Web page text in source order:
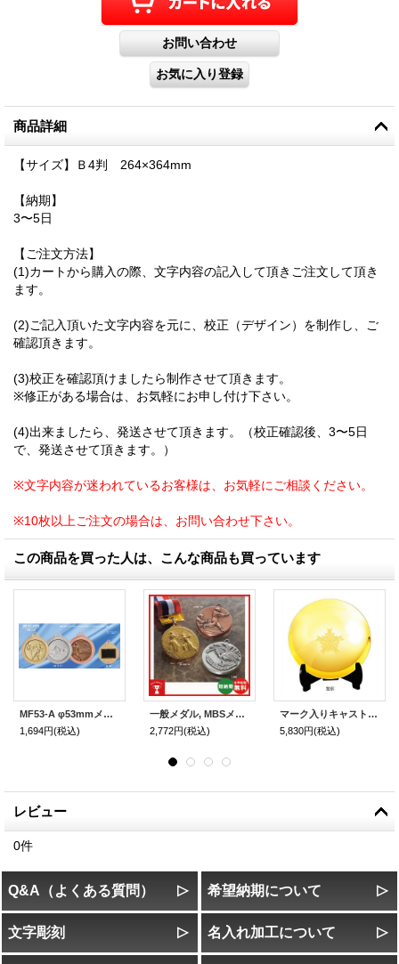
商品詳細
【サイズ】Ｂ4判 264×364mm
【納期】
3〜5日
【ご注文方法】
(1)カートから購入の際、文字内容の記入して頂きご注文して頂き
ます。
(2)ご記入頂いた文字内容を元に、校正（デザイン）を制作し、ご
確認頂きます。
(3)校正を確認頂けましたら制作させて頂きます。
※修正がある場合は、お気軽にお申し付け下さい。
(4)出来ましたら、発送させて頂きます。（校正確認後、3〜5日
で、発送させて頂きます。）
※文字内容が迷われているお客様は、お気軽にご相談ください。
※10枚以上ご注文の場合は、お問い合わせ下さい。
この商品を買った人は、こんな商品も買っています
MF53-A φ53mmメダル 高級スタンド式プラケース ：１個から販売、金メダル・銀メダル・銅メダル、優勝メダル
1,694円(税込)
一般メダル, MBSメダル Bセット 52φmm
2,772円(税込)
マーク入りキャスト製盃 SAM-60(警察)：退職記念、社内表彰、周年記念、功労賞、自衛隊、消防団、消防署
5,830円(税込)
レビュー
0件
Q&A（よくある質問） 希望納期について
文字彫刻 名入れ加工について